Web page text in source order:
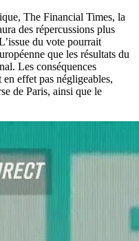
The Financial Times, la
des répercussions plus
du vote pourrait
que les résultats du
Les conséquences
effet pas négligeables,
de Paris, ainsi que le